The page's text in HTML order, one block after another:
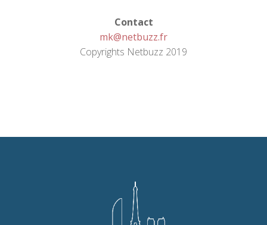
Contact
mk@netbuzz.fr
Copyrights Netbuzz 2019